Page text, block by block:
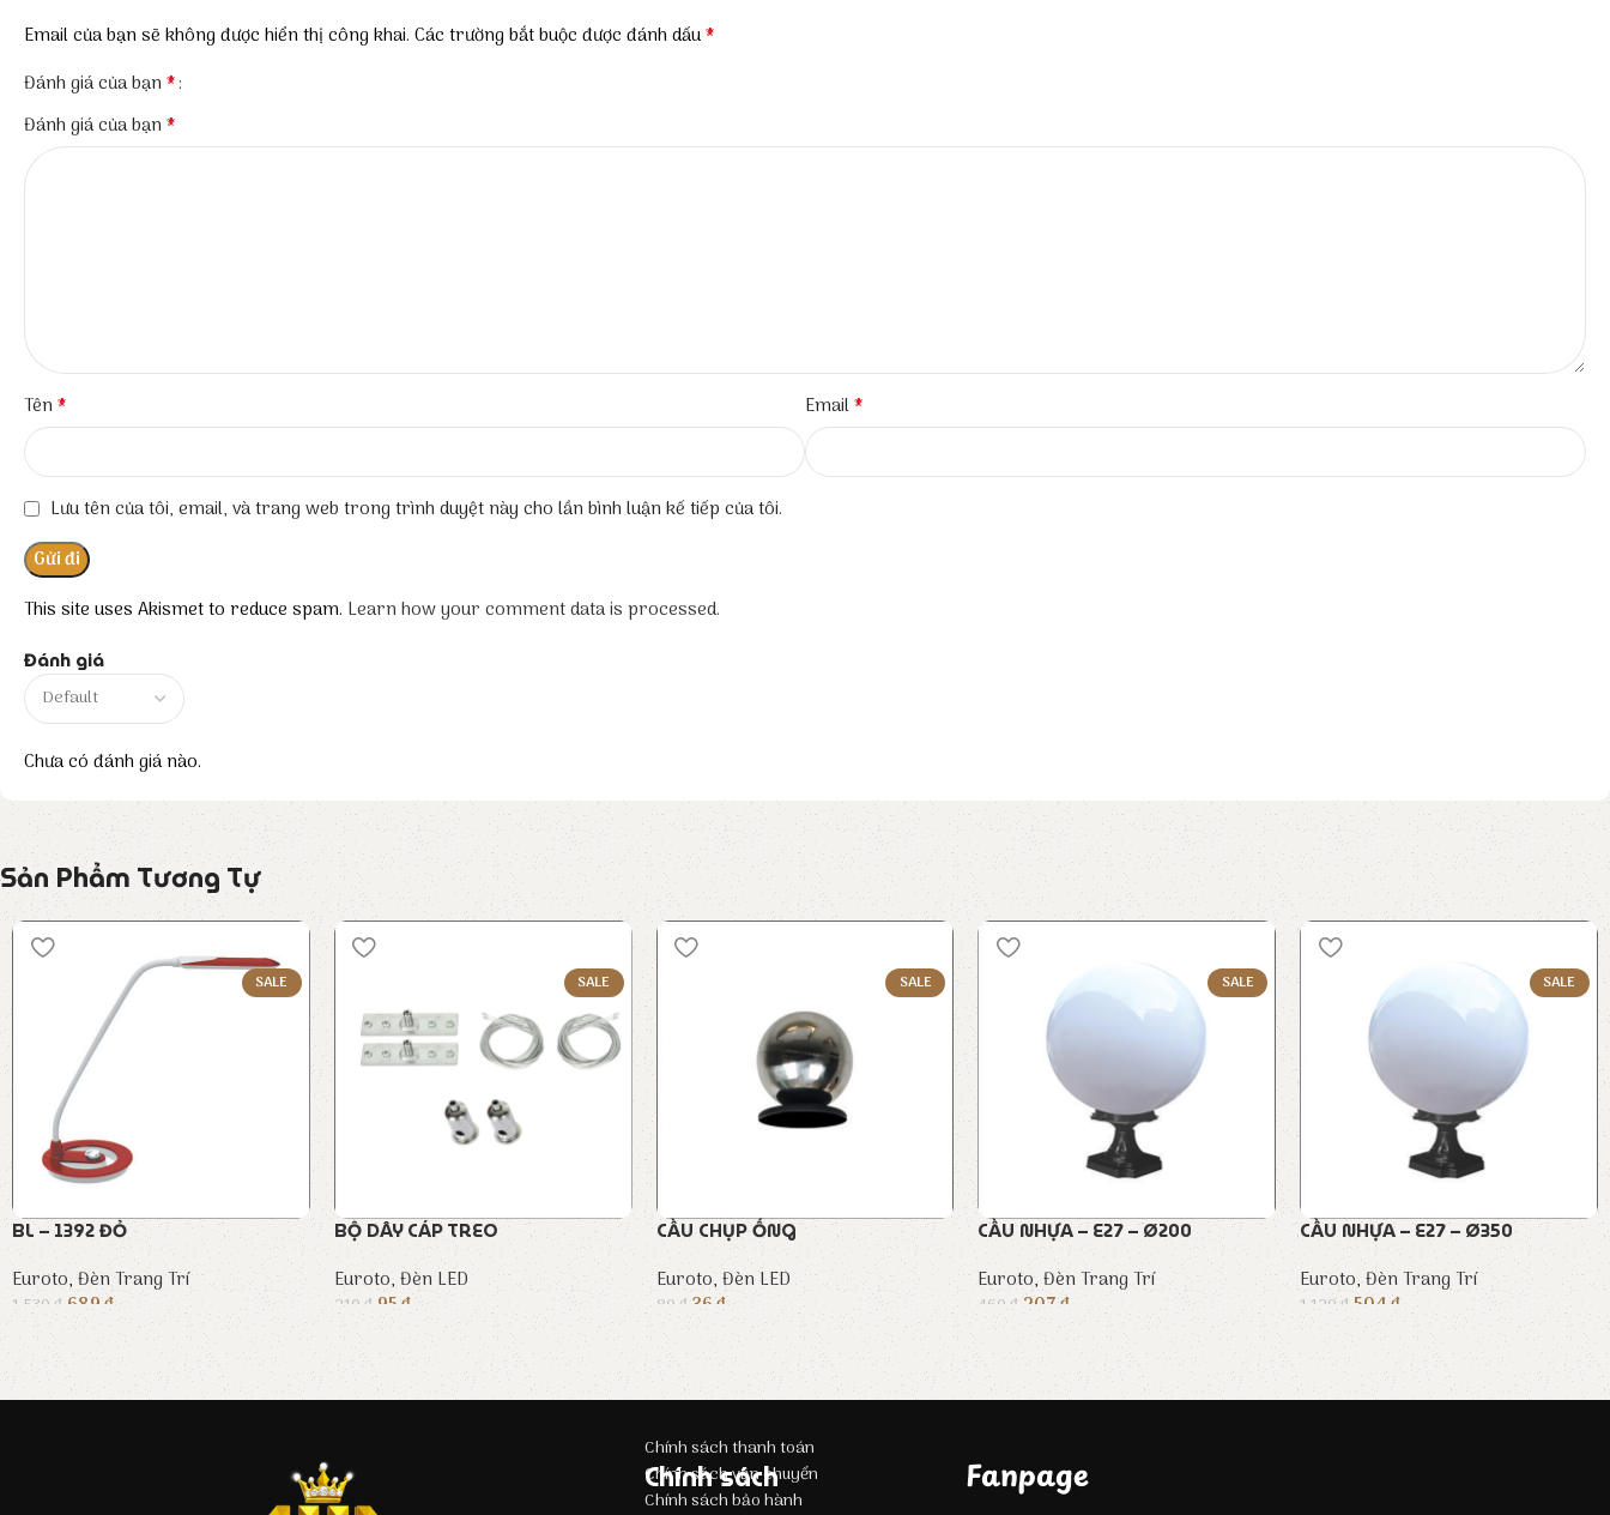
Đánh giá
Chưa có đánh giá nào.
Email của bạn sẽ không được hiển thị công khai. Các trường bắt buộc được đánh dấu*
Đánh giá của bạn*
Đánh giá của bạn*
Tên* Email*
Lưu tên của tôi, email, và trang web trong trình duyệt này cho lần bình luận kế tiếp của tôi.
This site uses Akismet to reduce spam. Learn how your comment data is processed.
Sản Phẩm Tương Tự
SALE
BL – 1392 ĐỎ
Euroto,Đèn Trang Trí
1.530 ₫ 689₫
SALE
BỘ DÂY CÁP TREO
Euroto, Đèn LED
210 ₫ 95₫
SALE
CẦU CHỤP ỐNG
Euroto,Đèn LED
80 ₫ 36₫
SALE
CẦU NHỰA – E27 – Ø200
Euroto,Đèn Trang Trí
460₫ 207₫
SALE
CẦU NHỰA – E27 – Ø350
Euroto,Đèn Trang Trí
1.120₫ 504₫
Chính sách
Chính sách thanh toán
Chính sách vận chuyển
Chính sách bảo hành
Fanpage